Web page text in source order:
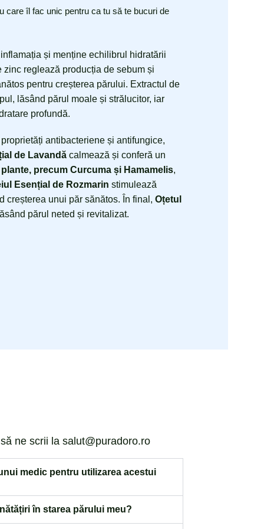
care îl fac unic pentru ca tu să te bucuri de
și menține echilibrul hidratării
reglează producția de sebum și
pentru creșterea părului. Extractul de
lăsând părul moale și strălucitor, iar
profundă.
antibacteriene și antifungice,
de Lavandă calmează și conferă un
precum Curcuma și Hamamelis,
Esențial de Rozmarin stimulează
unui păr sănătos. În final, Oțetul
părul neted și revitalizat.
ne scrii la salut@puradoro.ro
medic pentru utilizarea acestui
în starea părului meu?